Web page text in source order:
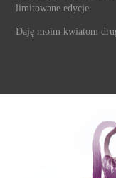
limitowane edycje.
Daję moim kwiatom